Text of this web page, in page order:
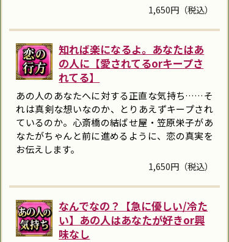
1,650円（税込）
知れば楽になるよ。あなたはあ
の人に【愛されてるorキープさ
れてる】
あの人のあなたへに対する正直な気持ち……そ
れは真剣な想いなのか、とりあえずキープされ
ているのか。心斎橋の結ばせ屋・笠原栄子があ
なたがちゃんと前に進めるように、恋の真実を
お伝えします。
1,650円（税込）
なんでなの？【急に優しい/冷た
い】あの人はあなたが好きor興
味なし